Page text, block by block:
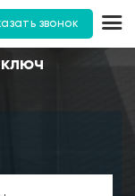
звонок